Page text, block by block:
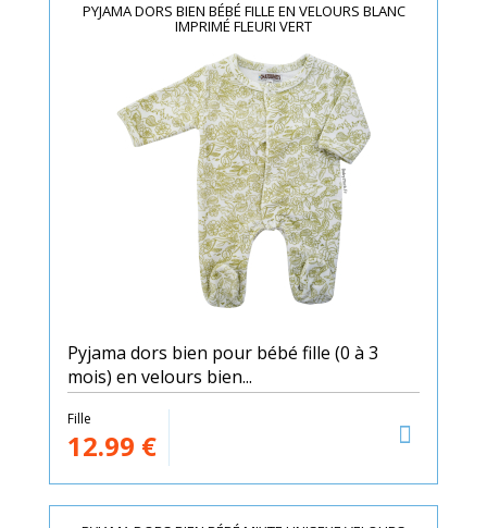
PYJAMA DORS BIEN BÉBÉ FILLE EN VELOURS BLANC
IMPRIMÉ FLEURI VERT
Pyjama dors bien pour bébé fille (0 à 3
mois) en velours bien...
Fille
12.99 €